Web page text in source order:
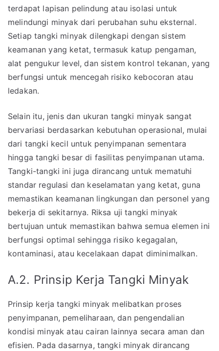
terdapat lapisan pelindung atau isolasi untuk
melindungi minyak dari perubahan suhu eksternal.
Setiap tangki minyak dilengkapi dengan sistem
keamanan yang ketat, termasuk katup pengaman,
alat pengukur level, dan sistem kontrol tekanan, yang
berfungsi untuk mencegah risiko kebocoran atau
ledakan.
Selain itu, jenis dan ukuran tangki minyak sangat
bervariasi berdasarkan kebutuhan operasional, mulai
dari tangki kecil untuk penyimpanan sementara
hingga tangki besar di fasilitas penyimpanan utama.
Tangki-tangki ini juga dirancang untuk mematuhi
standar regulasi dan keselamatan yang ketat, guna
memastikan keamanan lingkungan dan personel yang
bekerja di sekitarnya. Riksa uji tangki minyak
bertujuan untuk memastikan bahwa semua elemen ini
berfungsi optimal sehingga risiko kegagalan,
kontaminasi, atau kecelakaan dapat diminimalkan.
A.2. Prinsip Kerja Tangki Minyak
Prinsip kerja tangki minyak melibatkan proses
penyimpanan, pemeliharaan, dan pengendalian
kondisi minyak atau cairan lainnya secara aman dan
efisien. Pada dasarnya, tangki minyak dirancang